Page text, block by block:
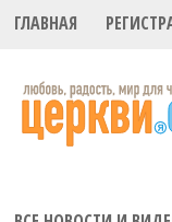
ГЛАВНАЯ